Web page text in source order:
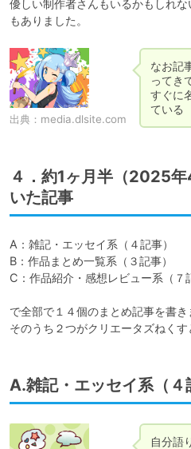
優しい制作者さんもいるかもしれ
もありました。
出典： media.dlsite.com
なお記
ってき
すぐに
ている
４．約1ヶ月半（2025
いた記事
A：雑記・エッセイ系（４記事）
B：作品まとめ一覧系（３記事）
C：作品紹介・感想レビュー系（７
で全部で１４個のまとめ記事を書き
そのうち２つがクリエータズねくす
A.雑記・エッセイ系（４
自分語